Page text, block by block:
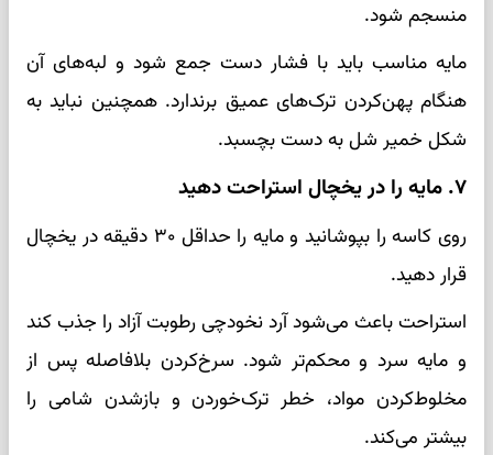
منسجم شود.
مایه مناسب باید با فشار دست جمع شود و لبه‌های آن
هنگام پهن‌کردن ترک‌های عمیق برندارد. همچنین نباید به
شکل خمیر شل به دست بچسبد.
۷. مایه را در یخچال استراحت دهید
روی کاسه را بپوشانید و مایه را حداقل ۳۰ دقیقه در یخچال
قرار دهید.
استراحت باعث می‌شود آرد نخودچی رطوبت آزاد را جذب کند
و مایه سرد و محکم‌تر شود. سرخ‌کردن بلافاصله پس از
مخلوط‌کردن مواد، خطر ترک‌خوردن و بازشدن شامی را
بیشتر می‌کند.